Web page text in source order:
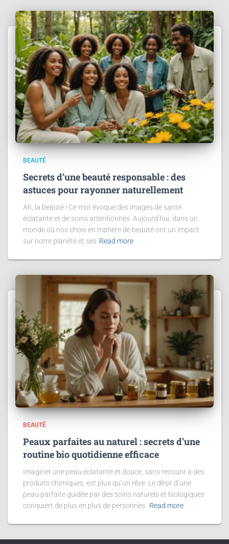
BEAUTÉ
Secrets d’une beauté responsable : des
astuces pour rayonner naturellement
Ah, la beauté ! Ce mot évoque des images de santé
éclatante et de soins attentionnés. Aujourd’hui, dans un
monde où nos choix en matière de beauté ont un impact
sur notre planète et ses Read more
BEAUTÉ
Peaux parfaites au naturel : secrets d’une
routine bio quotidienne efficace
Imaginer une peau éclatante et douce, sans recourir à des
produits chimiques, est plus qu’un rêve. Le désir d’une
peau parfaite guidée par des soins naturels et biologiques
conquiert de plus en plus de personnes. Read more